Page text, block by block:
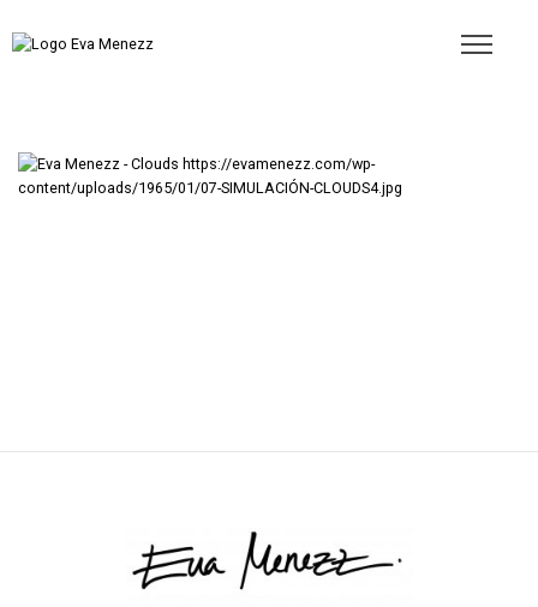
https://evamenezz.com/wp-
content/uploads/1965/01/07-SIMULACIÓN-CLOUDS4.jpg